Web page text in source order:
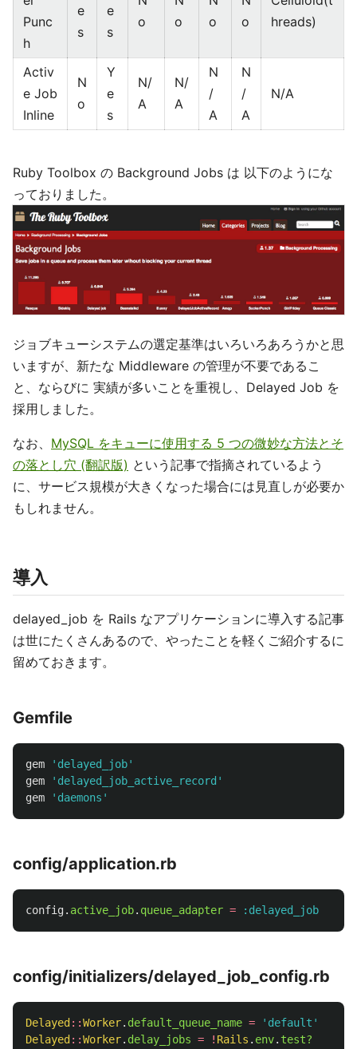
Punc
h
e
s
e
s
o
o
o
o
hreads)
Activ
e Job
Inline
N
o
Y
e
s
N/
A
N/
A
N
/
A
N
/
A
N/A
Ruby Toolbox の Background Jobs は 以下のようにな
っておりました。
ジョブキューシステムの選定基準はいろいろあろうかと思
いますが、新たな Middleware の管理が不要であるこ
と、ならびに 実績が多いことを重視し、Delayed Job を
採用しました。
なお、 MySQL をキューに使用する 5 つの微妙な方法とそ
の落とし穴 (翻訳版) という記事で指摘されているよう
に、サービス規模が大きくなった場合には見直しが必要か
もしれません。
導入
delayed_job を Rails なアプリケーションに導入する記事
は世にたくさんあるので、やったことを軽くご紹介するに
留めておきます。
Gemfile
gem
'delayed_job'
gem
'delayed_job_active_record'
gem
'daemons'
config/application.rb
config. active_job. queue_adapter = :delayed_job
config/initializers/delayed_job_config.rb
Delayed ::Worker. default_queue_name =
'default'
Delayed ::Worker. delay_jobs = ! Rails . env. test?